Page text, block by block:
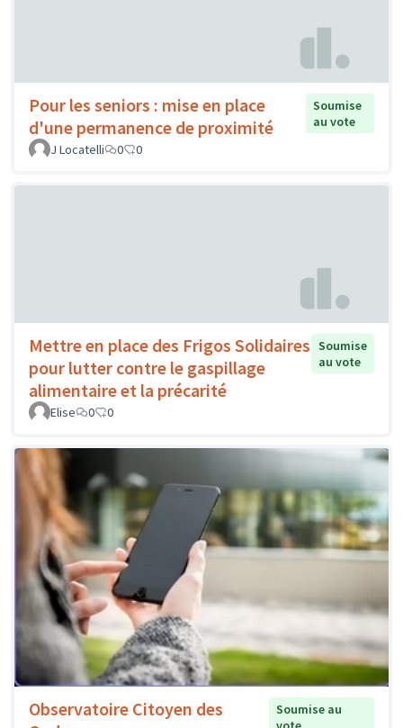
Pour les seniors : mise en place
d'une permanence de proximité
Soumise
au vote
J Locatelli
0 0
Mettre en place des Frigos Solidaires
pour lutter contre le gaspillage
alimentaire et la précarité
Soumise
au vote
Elise 0 0
Observatoire Citoyen des
Soumise au